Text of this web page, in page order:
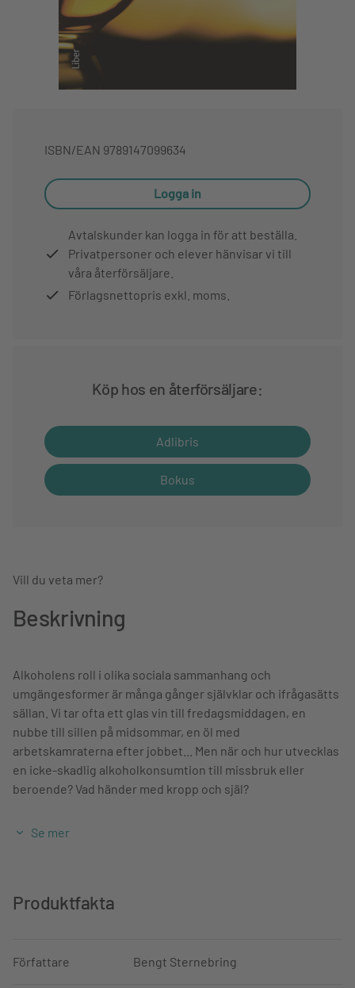
Vill du veta mer?
Beskrivning
Alkoholens roll i olika sociala sammanhang och
umgängesformer är många gånger självklar och ifrågasätts
sällan. Vi tar ofta ett glas vin till fredagsmiddagen, en
nubbe till sillen på midsommar, en öl med
arbetskamraterna efter jobbet... Men när och hur utvecklas
en icke-skadlig alkoholkonsumtion till missbruk eller
beroende? Vad händer med kropp och själ?
är en kortfattad klinisk handbok som fokuserar på
instrument vid beroendediagnostik, de olika
Se mer
Produktfakta
Författare Bengt Sternebring
ISBN/EAN 9789147099634
Logga in
Avtalskunder kan logga in för att beställa.
Privatpersoner och elever hänvisar vi till
våra återförsäljare.
Förlagsnettopris exkl. moms.
Köp hos en återförsäljare:
Adlibris
Bokus